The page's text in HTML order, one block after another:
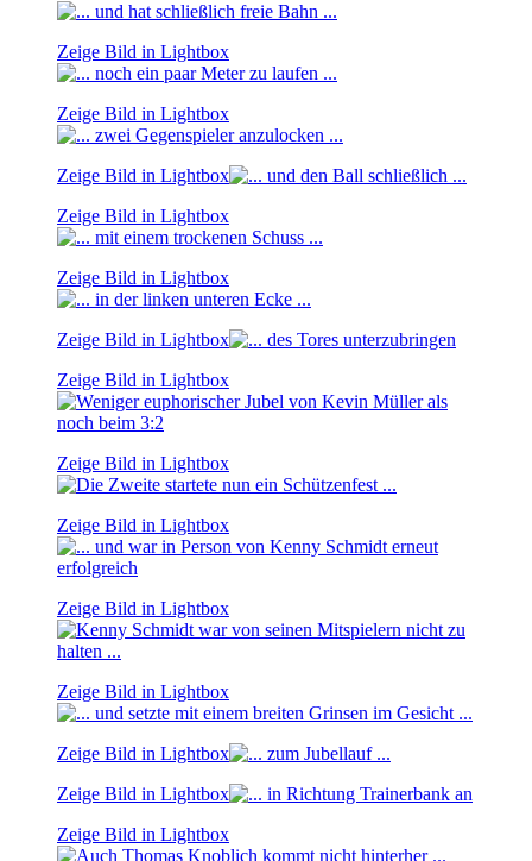
Zeige Bild in Lightbox
Zeige Bild in Lightbox
Zeige Bild in Lightbox
Zeige Bild in Lightbox
Zeige Bild in Lightbox
Zeige Bild in Lightbox
Zeige Bild in Lightbox
Zeige Bild in Lightbox
Zeige Bild in Lightbox
Zeige Bild in Lightbox
Zeige Bild in Lightbox
Zeige Bild in Lightbox
Zeige Bild in Lightbox
Zeige Bild in Lightbox